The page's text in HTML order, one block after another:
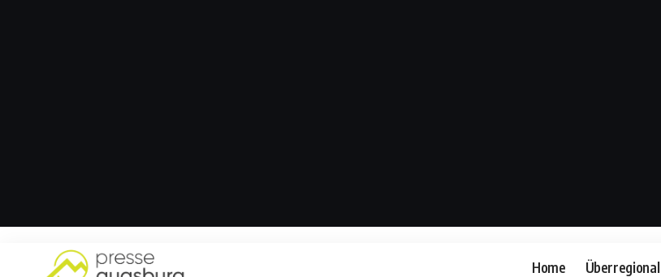
Home Überregional